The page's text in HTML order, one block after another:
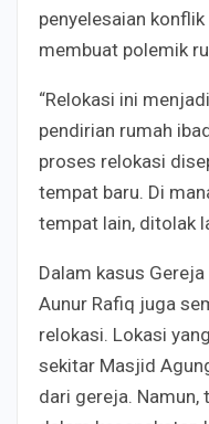
penyelesaian
membuat polemik
“Relokasi ini
pendirian rumah
proses relokasi
tempat baru. Di
tempat lain, ditolak
Dalam kasus
Aunur Rafiq juga
relokasi. Lokasi
sekitar Masjid
dari gereja.